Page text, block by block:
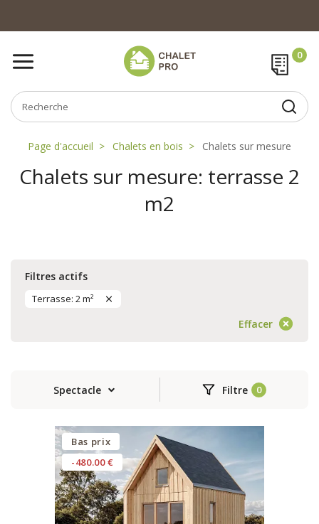
Page d'accueil Chalets en bois Chalets sur mesure
Chalets sur mesure: terrasse 2
m2
Filtres actifs
Terrasse: 2 m²
Effacer
Spectacle Filtre
Bas prix
-480.00 €